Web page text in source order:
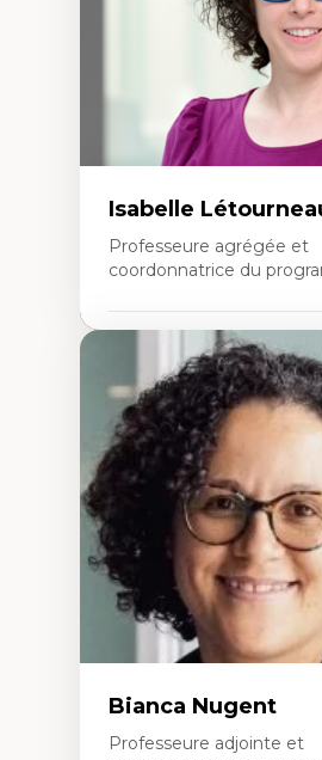
Isabelle
Professeure agrégée et
coordonnatrice du
Expertises
Conciliation travail-vie
Gestion des ressources
(attraction et fidélisation
d’œuvre)
Responsabilité sociale des
Interventions
Comportement
(mobilisation au travail)
Recherche qualitative
Éthique des affaires
Bianca Nugent
Professeure adjointe et